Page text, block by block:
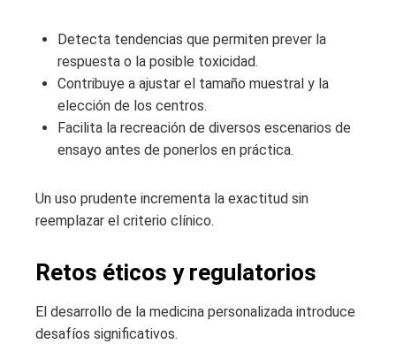
Detecta tendencias que permiten prever la
respuesta o la posible toxicidad.
Contribuye a ajustar el tamaño muestral y la
elección de los centros.
Facilita la recreación de diversos escenarios de
ensayo antes de ponerlos en práctica.
Un uso prudente incrementa la exactitud sin
reemplazar el criterio clínico.
Retos éticos y regulatorios
El desarrollo de la medicina personalizada introduce
desafíos significativos.